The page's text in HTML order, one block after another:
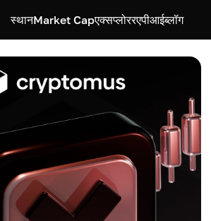
स्थानMarket Capएक्सप्लोररएपीआईब्लॉग